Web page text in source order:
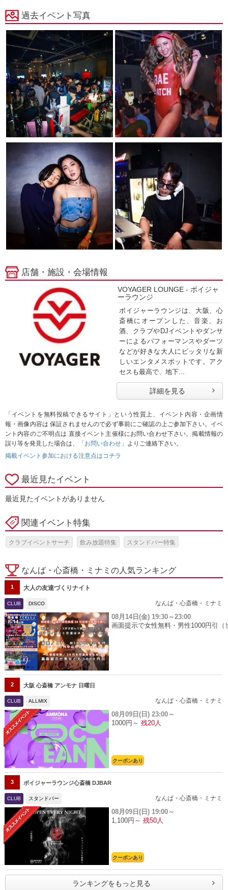
過去イベント写真
店舗・施設・会場情報
VOYAGER LOUNGE - ボイジャ
ーラウンジ
ボイジャーラウンジは、大阪、心
斎橋にオープンした、音楽、お
酒、クラブやDJイベントやダンサ
ーによるパフォーマンスやダーツ
などが好きな大人にピッタリな新
しいエンタメスポットです。アク
セスも最高で、地下...
詳細を見る
「イベントを無料投稿できるサイト」という性質上、イベント内容・企画情
報・画像内容は 保証されませんので必ず事前にご確認の上ご参加下さい。イベ
ント内容のご不明点は 直接イベント主催様にお問い合わせ下さい。掲載情報の
誤り等を発見した場合は、
「お問い合わせ」 よりご連絡下さい。
掲載イベント参加における注意点はコチラ
最近見たイベント
最近見たイベントがありません
関連イベント特集
クラブイベントサーチ 飲み放題特集 スタンドバー特集
なんば・心斎橋・ミナミの人気ランキング
1 大人の友達づくりナイト
CLUB DISCO なんば・心斎橋・ミナミ
08月14日(金) 19:30～23:00
画面提示で女性無料・男性1000円引（
2 大阪 心斎橋 アンモナ 日曜日
CLUB ALLMIX なんば・心斎橋・ミナミ
08月09日(日) 23:00～
1000円～ 残20人
クーポンあり
3 ボイジャーラウンジ心斎橋 DJBAR
CLUB スタンドバー なんば・心斎橋・ミナミ
08月09日(日) 19:00～
1,100円～ 残50人
クーポンあり
ランキングをもっと見る